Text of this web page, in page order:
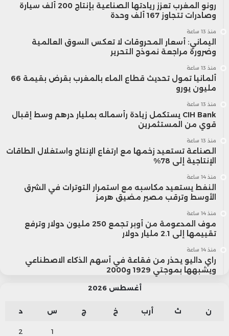
رونو المغرب تعزز ريادتها الصناعية بإنتاج 200 ألف سيارة
وصادرات تتجاوز 167 ألف وحدة
منذ 13 ساعة
اليماني: أسعار المحروقات لا تعكس السوق العالمية
وضرورة مراجعة نموذج التحرير
منذ 13 ساعة
ألمانيا تمول تحديث قطاع الماء بالمغرب بقرض بقيمة 66
مليون يورو
منذ 13 ساعة
CIH Bank يستكمل زيادة رأسماله بمليار درهم وسط إقبال
قوي من المستثمرين
منذ 13 ساعة
الصناعة تستعيد زخمها مع ارتفاع الإنتاج واستغلال الطاقات
الإنتاجية إلى 78%
منذ 14 ساعة
النفط يستعيد مكاسبه مع استمرار التوترات في الشرق
الأوسط وترقب مصير مضيق هرمز
منذ 14 ساعة
موف المدعومة من أوبر تجمع 250 مليون دولار وترفع
تقييمها إلى 2.1 مليار دولار
منذ 14 ساعة
راي داليو يحذر من فقاعة في أسهم الذكاء الاصطناعي
ويشبهها بموجتي 1929 و2000
أغسطس 2026
ن ث أرب خ ج س د
1
2